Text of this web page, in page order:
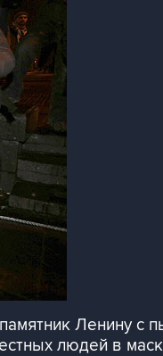
Ленину с
людей в